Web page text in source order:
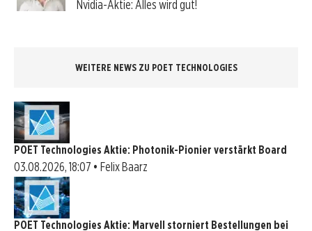
Nvidia-Aktie: Alles wird gut!
WEITERE NEWS ZU POET TECHNOLOGIES
POET Technologies Aktie: Photonik-Pionier verstärkt Board
03.08.2026, 18:07 • Felix Baarz
POET Technologies Aktie: Marvell storniert Bestellungen bei